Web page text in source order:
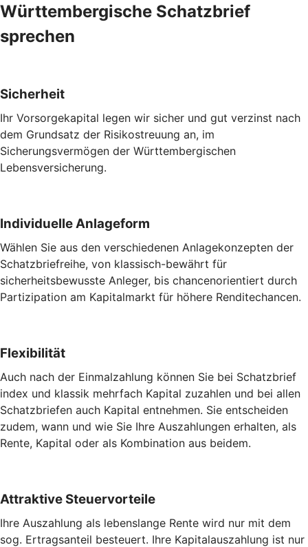
Württembergische Schatzbrief
sprechen
Sicherheit
Ihr Vorsorgekapital legen wir sicher und gut verzinst nach
dem Grundsatz der Risikostreuung an, im
Sicherungsvermögen der Württembergischen
Lebensversicherung.
Individuelle Anlageform
Wählen Sie aus den verschiedenen Anlagekonzepten der
Schatzbriefreihe, von klassisch-bewährt für
sicherheitsbewusste Anleger, bis chancenorientiert durch
Partizipation am Kapitalmarkt für höhere Renditechancen.
Flexibilität
Auch nach der Einmalzahlung können Sie bei Schatzbrief
index und klassik mehrfach Kapital zuzahlen und bei allen
Schatzbriefen auch Kapital entnehmen. Sie entscheiden
zudem, wann und wie Sie Ihre Auszahlungen erhalten, als
Rente, Kapital oder als Kombination aus beidem.
Attraktive Steuervorteile
Ihre Auszahlung als lebenslange Rente wird nur mit dem
sog. Ertragsanteil besteuert. Ihre Kapitalauszahlung ist nur